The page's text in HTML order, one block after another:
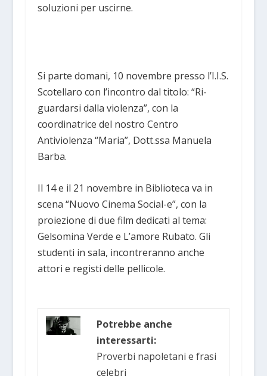
soluzioni per uscirne.
Si parte domani, 10 novembre presso l’I.I.S.
Scotellaro con l’incontro dal titolo: “Ri-
guardarsi dalla violenza”, con la
coordinatrice del nostro Centro
Antiviolenza “Maria”, Dott.ssa Manuela
Barba.
Il 14 e il 21 novembre in Biblioteca va in
scena “Nuovo Cinema Social-e”, con la
proiezione di due film dedicati al tema:
Gelsomina Verde e L’amore Rubato. Gli
studenti in sala, incontreranno anche
attori e registi delle pellicole.
Potrebbe anche
interessarti:
Proverbi napoletani e frasi
celebri